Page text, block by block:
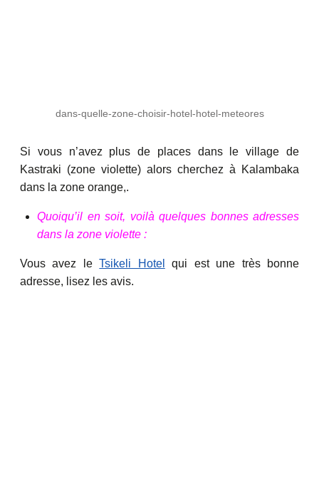
dans-quelle-zone-choisir-hotel-hotel-meteores
Si vous n’avez plus de places dans le village de
Kastraki (zone violette) alors cherchez à Kalambaka
dans la zone orange,.
Quoiqu’il en soit, voilà quelques bonnes adresses
dans la zone violette :
Vous avez leTsikeli Hotel
qui est une très bonne
adresse, lisez les avis.